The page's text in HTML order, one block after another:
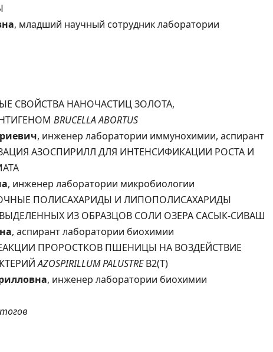
, младший научный сотрудник лаборатории
СВОЙСТВА НАНОЧАСТИЦ ЗОЛОТА,
BRUCELLA ABORTUS
, инженер лаборатории иммунохимии, аспирант
АЗОСПИРИЛЛ ДЛЯ ИНТЕНСИФИКАЦИИ РОСТА И
, инженер лаборатории микробиологии
ПОЛИСАХАРИДЫ И ЛИПОПОЛИСАХАРИДЫ
ИЗ ОБРАЗЦОВ СОЛИ ОЗЕРА САСЫК-СИВАШ
, аспирант лаборатории биохимии
ПРОРОСТКОВ ПШЕНИЦЫ НА ВОЗДЕЙСТВИЕ
AZOSPIRILLUM PALUSTREB2(Т)
, инженер лаборатории биохимии